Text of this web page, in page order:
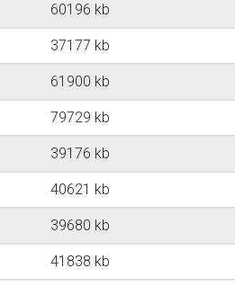
60196 kb
37177 kb
61900 kb
79729 kb
39176 kb
40621 kb
39680 kb
41838 kb